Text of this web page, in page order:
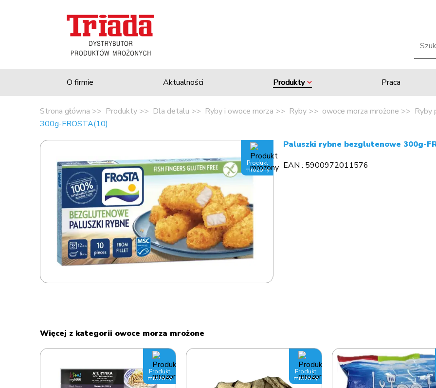
O firmie Aktualności Produkty Praca
Strona główna Produkty Dla detalu Ryby i owoce morza Ryby owoce morza mrożone Ryby
300g-FROSTA(10)
Produkt
mrożony
Paluszki rybne bezglutenowe 300g-
EAN : 5900972011576
Więcej z kategorii owoce morza mrożone
Produkt
mrożony
Produkt
mrożony